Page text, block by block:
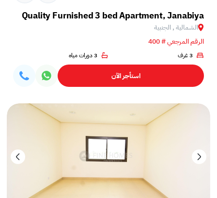
Quality Furnished 3 bed Apartment, Janabiya
الشمالية , الجنبية
الرقم المرجعي # 400
3 غرف 3 دورات مياه
استأجر الآن